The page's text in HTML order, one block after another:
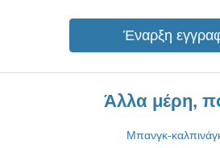
Έναρξη
Άλλα μέρη,
Μπανγκ-